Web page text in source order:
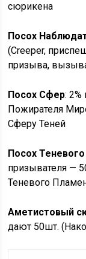
сюрикена
Посох
(Creeper,
призыва,
Посох Сфер:
Пожирателя
Сферу Теней
Посох
призывателя —
Теневого
Аметистовый
дают 50шт.